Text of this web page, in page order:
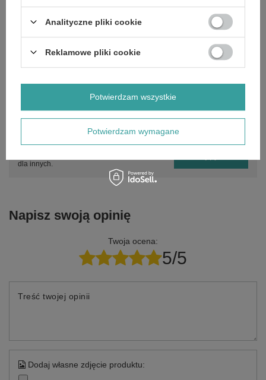
Marka Kupiec
Potrzebujesz pomocy? Masz pytania?
Zadaj pytanie a my odpowiemy niezwłocznie,
dla innych.
Napisz swoją opinię
Twoja ocena:
5/5
Treść twojej opinii
Dodaj własne zdjęcie produktu:
Analityczne pliki cookie
Reklamowe pliki cookie
Potwierdzam wymagane
Potwierdzam wszystkie